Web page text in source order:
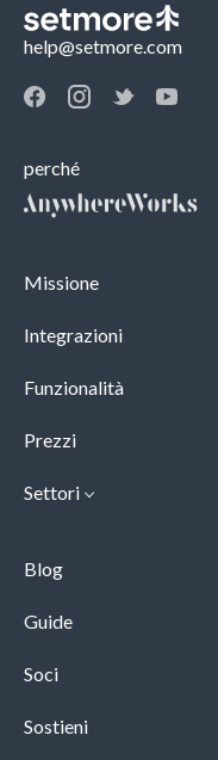
help@setmore.com
perché
Missione
Integrazioni
Funzionalità
Prezzi
Settori
Blog
Guide
Soci
Sostieni